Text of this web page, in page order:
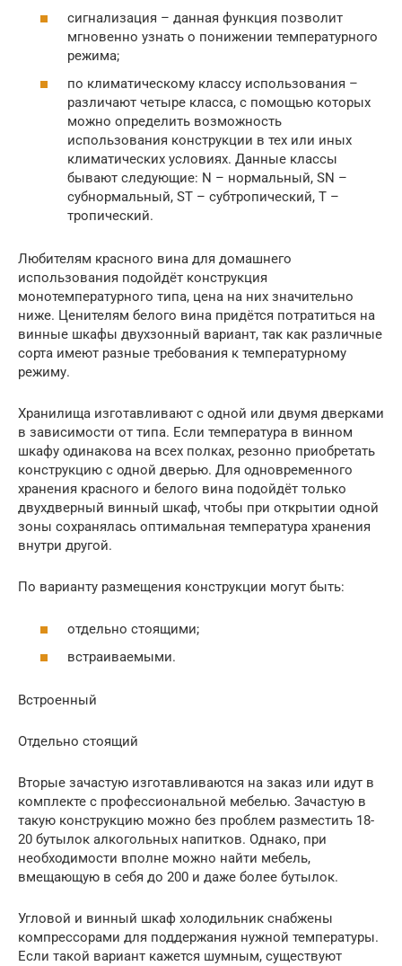
сигнализация – данная функция позволит
мгновенно узнать о понижении температурного
режима;
по климатическому классу использования –
различают четыре класса, с помощью которых
можно определить возможность
использования конструкции в тех или иных
климатических условиях. Данные классы
бывают следующие: N – нормальный, SN –
субнормальный, ST – субтропический, T –
тропический.
Любителям красного вина для домашнего
использования подойдёт конструкция
монотемпературного типа, цена на них значительно
ниже. Ценителям белого вина придётся потратиться на
винные шкафы двухзонный вариант, так как различные
сорта имеют разные требования к температурному
режиму.
Хранилища изготавливают с одной или двумя дверками
в зависимости от типа. Если температура в винном
шкафу одинакова на всех полках, резонно приобретать
конструкцию с одной дверью. Для одновременного
хранения красного и белого вина подойдёт только
двухдверный винный шкаф, чтобы при открытии одной
зоны сохранялась оптимальная температура хранения
внутри другой.
По варианту размещения конструкции могут быть:
отдельно стоящими;
встраиваемыми.
Встроенный
Отдельно стоящий
Вторые зачастую изготавливаются на заказ или идут в
комплекте с профессиональной мебелью. Зачастую в
такую конструкцию можно без проблем разместить 18-
20 бутылок алкогольных напитков. Однако, при
необходимости вполне можно найти мебель,
вмещающую в себя до 200 и даже более бутылок.
Угловой и винный шкаф холодильник снабжены
компрессорами для поддержания нужной температуры.
Если такой вариант кажется шумным, существуют